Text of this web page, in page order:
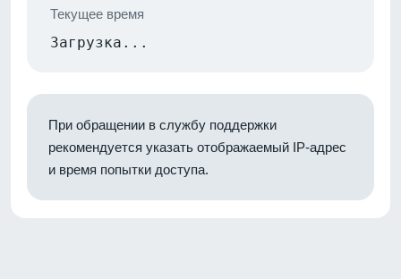
Текущее время
Загрузка...
При обращении в службу поддержки
рекомендуется указать отображаемый IP-адрес
и время попытки доступа.